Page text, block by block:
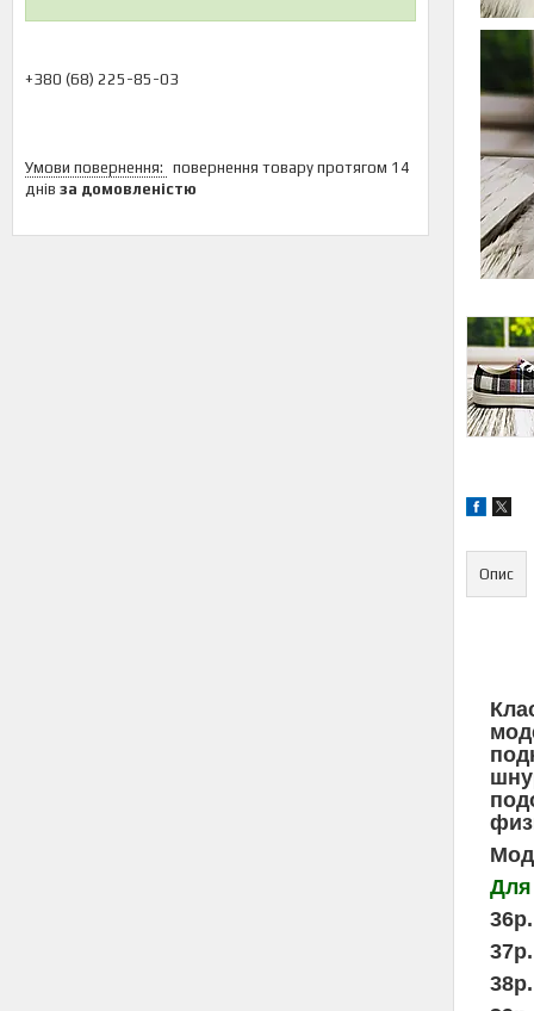
+380 (68) 225-85-03
повернення товару протягом 14
днів за домовленістю
Опис
Для